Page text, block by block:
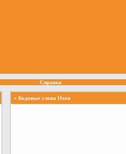
Справка
» Кодовые слова Ozon